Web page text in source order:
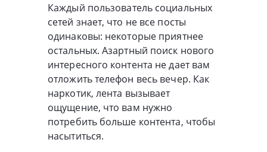
Каждый пользователь социальных
сетей знает, что не все посты
одинаковы: некоторые приятнее
остальных. Азартный поиск нового
интересного контента не дает вам
отложить телефон весь вечер. Как
наркотик, лента вызывает
ощущение, что вам нужно
потребить больше контента, чтобы
насытиться.